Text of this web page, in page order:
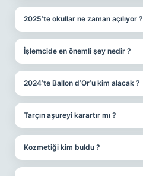
2025’te okullar ne zaman açılıyor ?
İşlemcide en önemli şey nedir ?
2024’te Ballon d’Or’u kim alacak ?
Tarçın aşureyi karartır mı ?
Kozmetiği kim buldu ?